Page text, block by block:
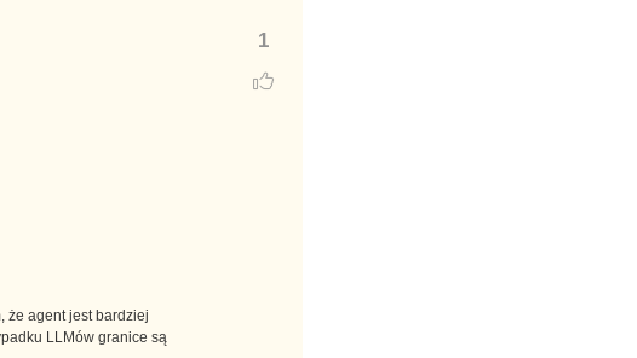
1
że agent jest bardziej
LLMów granice są